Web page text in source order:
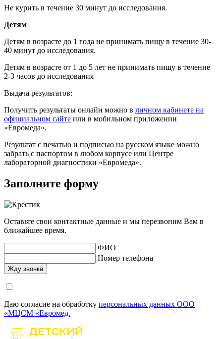
Не курить в течение 30 минут до исследования.
Детям
Детям в возрасте до 1 года не принимать пищу в течение 30-
40 минут до исследования.
Детям в возрасте от 1 до 5 лет не принимать пищу в течение
2-3 часов до исследования
Выдача результатов:
Получить результаты онлайн можно в личном кабинете на
официальном сайте или в мобильном приложении
«Евромеда».
Результат с печатью и подписью на русском языке можно
забрать с паспортом в любом корпусе или Центре
лабораторной диагностики «Евромеда».
Заполните форму
Оставьте свои контактные данные и мы перезвоним Вам в
ближайшее время.
ФИО
Номер телефона
Даю согласие на обработку персональных данных ООО
«МЦСМ «Евромед.